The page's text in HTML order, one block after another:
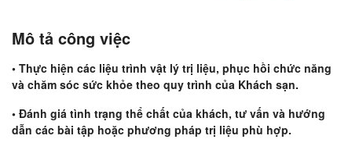
Mô tả công việc
• Thực hiện các liệu trình vật lý trị liệu, phục hồi chức năng
và chăm sóc sức khỏe theo quy trình của Khách sạn.
• Đánh giá tình trạng thể chất của khách, tư vấn và hướng
dẫn các bài tập hoặc phương pháp trị liệu phù hợp.